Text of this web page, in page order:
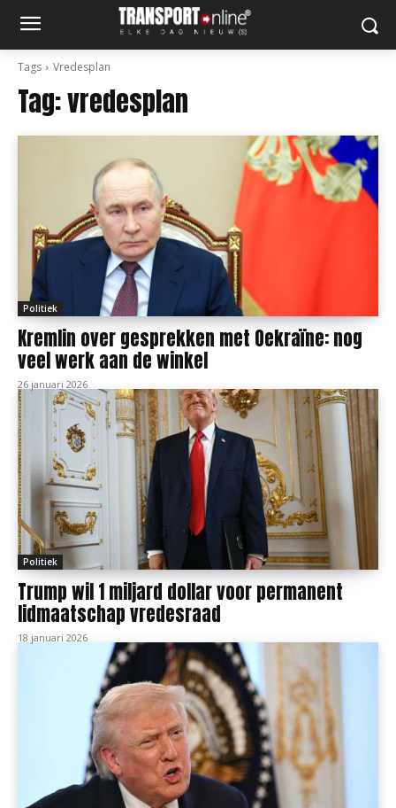
Tags Vredesplan
Tag:vredesplan
Politiek
Kremlin over gesprekken met Oekraïne: nog
veel werk aan de winkel
26 januari 2026
Politiek
Trump wil 1 miljard dollar voor permanent
lidmaatschap vredesraad
18 januari 2026